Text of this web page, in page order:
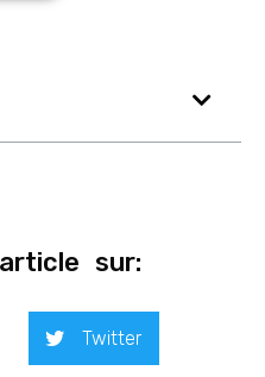
sur:
Twitter